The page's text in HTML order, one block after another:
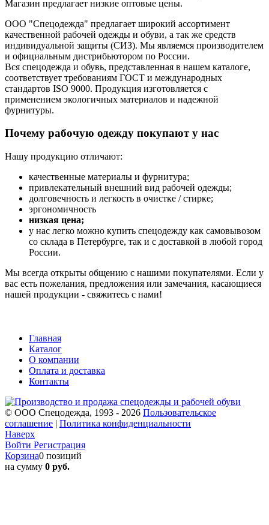
Магазин предлагает низкие оптовые цены.
ООО "Спецодежда" предлагает широкий ассортимент
качественной рабочей одежды и обуви, а так же средств
индивидуальной защиты (СИЗ). Мы являемся производителем
и официальным дистрибьютором по России.
Вся спецодежда и обувь, представленная в нашем каталоге,
соответствует требованиям ГОСТ и международных
стандартов ISO 9000. Продукция изготовляется с
применением экологичных материалов и надежной
фурнитуры.
Почему рабочую одежду покупают у нас
Нашу продукцию отличают:
качественные материалы и фурнитура;
привлекательный внешний вид рабочей одежды;
долговечность и легкость в очистке / стирке;
эргономичность
низкая цена;
у нас легко можно купить спецодежду как самовывозом
со склада в Петербурге, так и с доставкой в любой город
России.
Мы всегда открыты общению с нашими покупателями. Если у
вас есть пожелания, предложения или замечания, касающиеся
нашей продукции - свяжитесь с нами!
Главная
Каталог
О компании
Оплата и доставка
Контакты
© ООО Спецодежда, 1993 - 2026 Пользовательское
соглашение | Политика конфиденциальности
Наверх
Войти Регистрация
Корзина0 позиций
на сумму 0 руб.